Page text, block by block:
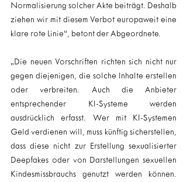
Normalisierung solcher Akte beiträgt. Deshalb
ziehen wir mit diesem Verbot europaweit eine
klare rote Linie“, betont der Abgeordnete.
„Die neuen Vorschriften richten sich nicht nur
gegen diejenigen, die solche Inhalte erstellen
oder verbreiten. Auch die Anbieter
entsprechender KI-Systeme werden
ausdrücklich erfasst. Wer mit KI-Systemen
Geld verdienen will, muss künftig sicherstellen,
dass diese nicht zur Erstellung sexualisierter
Deepfakes oder von Darstellungen sexuellen
Kindesmissbrauchs genutzt werden können.